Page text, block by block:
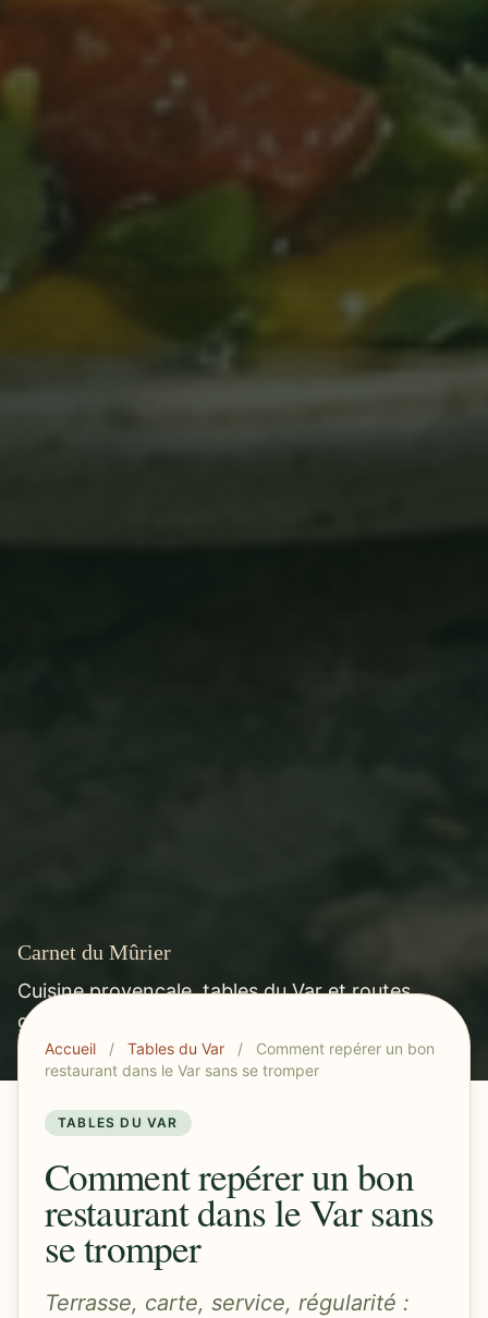
Carnet du Mûrier
Cuisine provençale, tables du Var et routes
gourmandes méditerranéennes.
Accueil / Tables du Var /
Comment repérer un bon
restaurant dans le Var sans se tromper
TABLES DU VAR
Comment repérer un bon
restaurant dans le Var sans
se tromper
Terrasse, carte, service, régularité :